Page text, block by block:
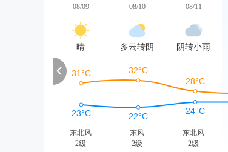
08/09
晴
东北风
2级
08/10
多云转阴
东风
2级
08/11
阴转小雨
东北风
2级